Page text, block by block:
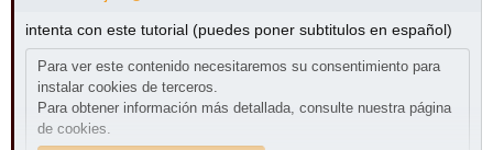
intenta con este tutorial (puedes poner subtitulos en español)
Para ver este contenido necesitaremos su consentimiento para
instalar cookies de terceros.
Para obtener información más detallada, consulte nuestra página
de cookies.